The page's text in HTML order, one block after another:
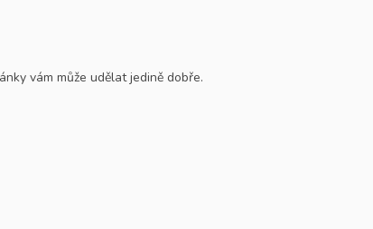
vám může udělat jedině dobře.